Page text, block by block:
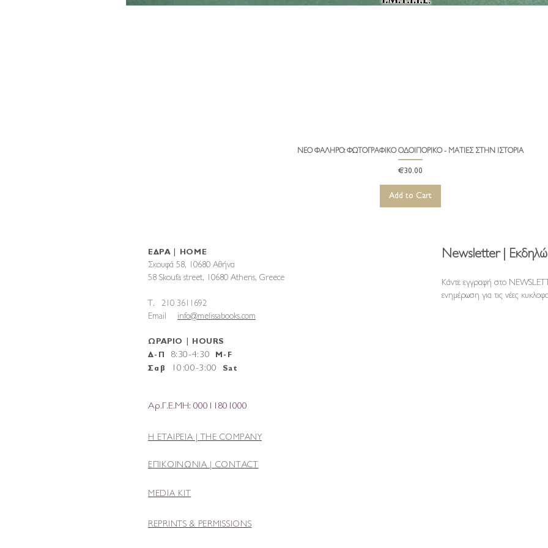
Quick View
ΝΕΟ ΦΑΛΗΡΟ: ΦΩΤΟΓΡΑΦΙΚΟ ΟΔΟΙΠΟΡΙΚΟ - ΜΑΤΙΕΣ ΣΤΗΝ ΙΣΤΟΡΙΑ
Price
€30.00
Add to Cart
ΕΔΡΑ | HOME
Σκουφά 58, 10680 Αθήνα
58 Skoufa street, 10680 Athens, Greece
T. 210 3611692
Email info@melissabooks.com
ΩΡΑΡΙΟ | HOURS
Δ-Π
8:30-4:30 M-F
Σαβ
10 :00-3:00 Sat
Αρ.Γ.Ε.ΜΗ: 00011801000
Η ΕΤΑΙΡΕΙΑ | THE COMPANY
ΕΠΙΚΟΙΝΩΝΙΑ | CONTACT
MEDIA KIT
REPRINTS & PERMISSIONS
Newsletter |
Κάντε εγγραφή στο
ενημέρωση για τις νέες